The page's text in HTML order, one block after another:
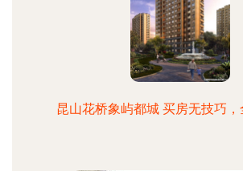
昆山花桥象屿都城 买房无技巧